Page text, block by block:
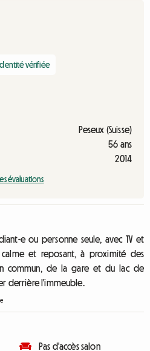
Identité vérifiée
Peseux (Suisse)
56 ans
2014
évaluations
e ou personne seule, avec TV et
et reposant, à proximité des
commun, de la gare et du lac de
derrière l'immeuble.
Pas d'accès salon